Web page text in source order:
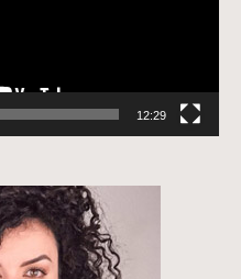
12:29